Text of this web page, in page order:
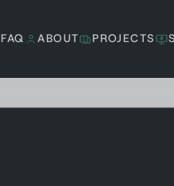
FAQ ABOUT PROJECTS